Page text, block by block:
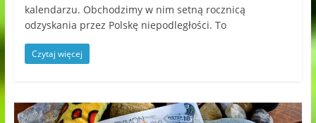
kalendarzu. Obchodzimy w nim setną rocznicą
odzyskania przez Polskę niepodległości. To
Czytaj więcej